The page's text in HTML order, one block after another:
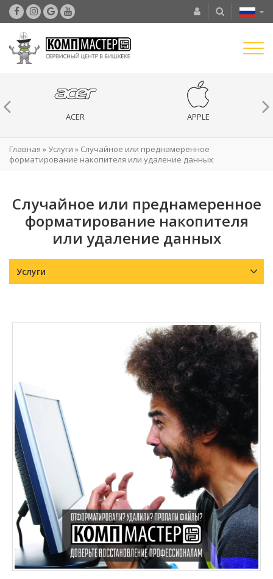
ACER APPLE
Главная »Услуги » Случайное или преднамеренное
форматирование накопителя или удаление данных
Случайное или преднамеренное
форматирование накопителя
или удаление данных
Услуги